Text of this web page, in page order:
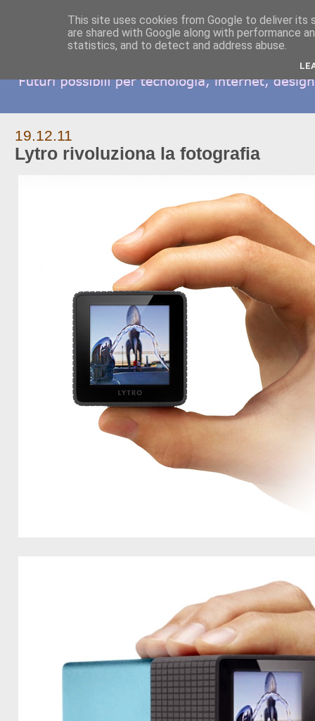
19.12.11
Lytro rivoluziona la fotografia
This site uses cookies from Google to deliver its
are shared with Google along with performance
statistics, and to detect and address abuse.